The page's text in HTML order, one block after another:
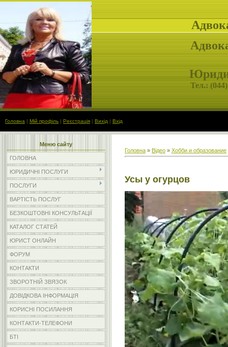
Тел.: (
Головна | Мій профіль | Реєстрація | Вихід | Вхід
Меню сайту
ГОЛОВНА
ЮРИДИЧНІ ПОСЛУГИ
ПОСЛУГИ
ВАРТІСТЬ ПОСЛУГ
БЕЗКОШТОВНІ КОНСУЛЬТАЦІЇ
КАТАЛОГ СТАТЕЙ
ЮРИСТ ОНЛАЙН
ФОРУМ
КОНТАКТИ
ЗВОРОТНІЙ ЗВЯЗОК
ДОВІДКОВА ІНФОРМАЦІЯ
КОРИСНІ ПОСИЛАННЯ
КОНТАКТИ-ТЕЛЕФОНИ
БТІ
Головна » Відео » Хобби и образование
Усы у огурцов